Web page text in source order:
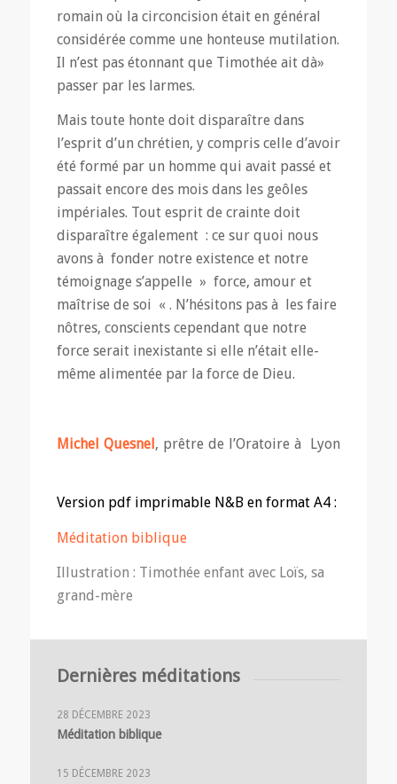
romain où la circoncision était en général
considérée comme une honteuse mutilation.
Il n’est pas étonnant que Timothée ait dà»
passer par les larmes.
Mais toute honte doit disparaître dans
l’esprit d’un chrétien, y compris celle d’avoir
été formé par un homme qui avait passé et
passait encore des mois dans les geôles
impériales. Tout esprit de crainte doit
disparaître également : ce sur quoi nous
avons à fonder notre existence et notre
témoignage s’appelle » force, amour et
maîtrise de soi « . N’hésitons pas à les faire
nôtres, conscients cependant que notre
force serait inexistante si elle n’était elle-
même alimentée par la force de Dieu.
Michel Quesnel , prêtre de l’Oratoire à Lyon
Version pdf imprimable N&B en format A4 :
Méditation biblique
Illustration : Timothée enfant avec Loïs, sa
grand-mère
Dernières méditations
28 DÉCEMBRE 2023
Méditation biblique
15 DÉCEMBRE 2023